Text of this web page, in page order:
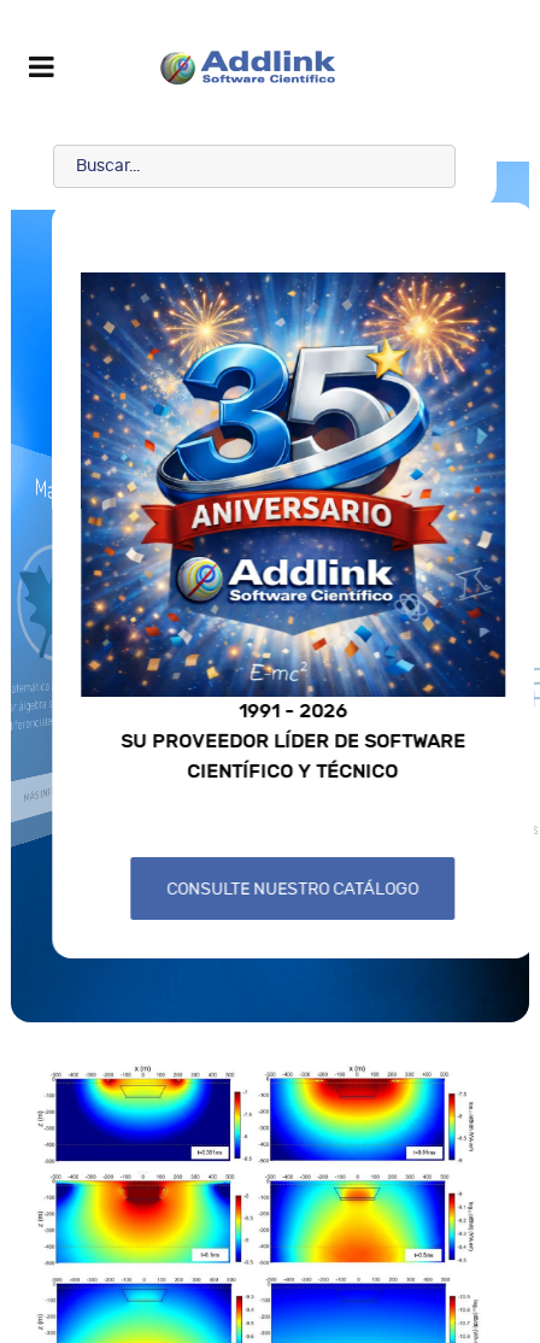
Maple
para el cálculo analítico que
simbólica, cálculo numérico,
gráficos y animaciones.
MÁS INFORMACIÓN
1991 - 2026
SU PROVEEDOR LÍDER DE SOFTWARE
CIENTÍFICO Y TÉCNICO
CONSULTE NUESTRO CATÁLOGO
Herramienta de